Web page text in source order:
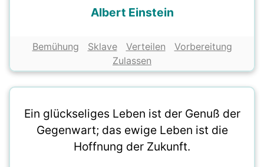
Albert Einstein
Bemühung Sklave Verteilen
Vorbereitung
Zulassen
Ein glückseliges Leben ist der Genuß der
Gegenwart; das ewige Leben ist die
Hoffnung der Zukunft.